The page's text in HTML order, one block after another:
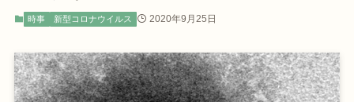
時事 新型コロナウイルス 2020年9月25日